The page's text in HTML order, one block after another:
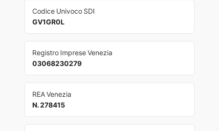
Codice Univoco SDI
GV1GR0L
Registro Imprese Venezia
03068230279
REA Venezia
N. 278415